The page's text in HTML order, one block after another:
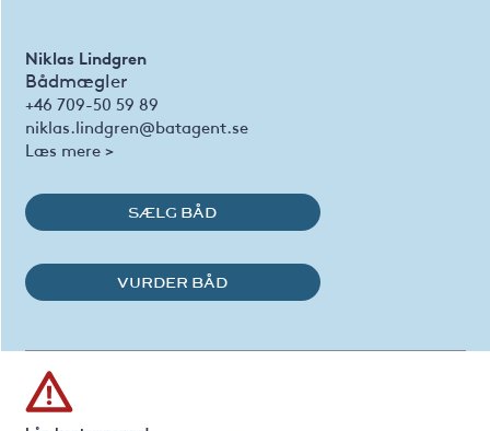
Niklas Lindgren
Bådmægler
+46 709-50 59 89
niklas.lindgren@batagent.se
Læs mere >
SÆLG BÅD
VURDER BÅD